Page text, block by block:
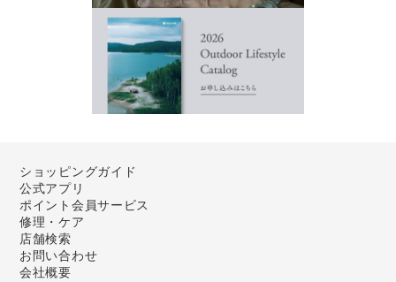
ショッピングガイド
公式アプリ
ポイント会員サービス
修理・ケア
店舗検索
お問い合わせ
会社概要